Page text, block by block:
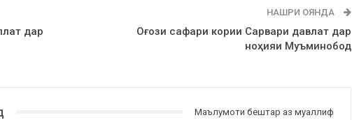
дар
НАШРИ ОЯНДА
Оғози сафари кории Сарвари давлат дар
ноҳияи Муъминобод
Маълумоти бештар аз муаллиф